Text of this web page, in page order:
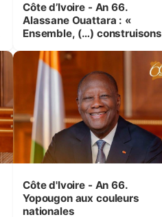
Côte d’Ivoire - An 66.
Alassane Ouattara : «
Ensemble, (…) construisons
mêmes et pour les
générations futures »
Côte d'Ivoire - An 66.
Yopougon aux couleurs
nationales